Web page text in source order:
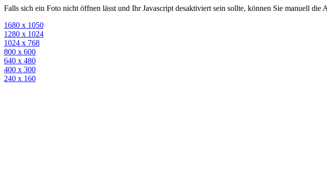
Falls sich ein Foto nicht öffnen lässt und Ihr Javascript desaktiviert sein sollte, können Sie manuell die
1680 x 1050
1280 x 1024
1024 x 768
800 x 600
640 x 480
400 x 300
240 x 160